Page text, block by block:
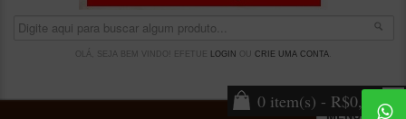
OLÁ, SEJA BEM VINDO! EFETUE LOGIN CRIE UMA CONTA.
0 item(s) - R$0,00
MENU